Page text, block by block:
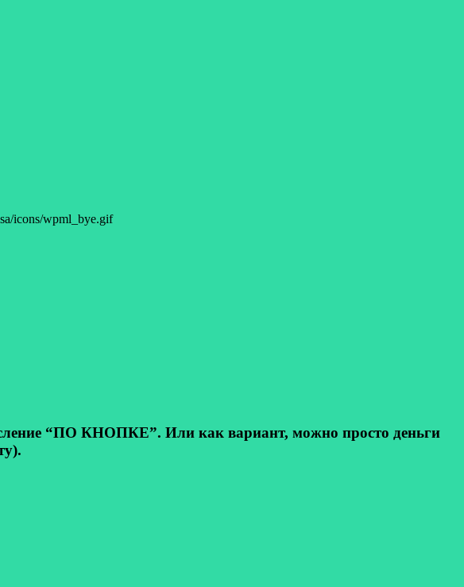
“ПО КНОПКЕ”. Или как вариант, можно просто деньги